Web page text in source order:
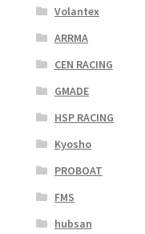
Volantex
ARRMA
CEN RACING
GMADE
HSP RACING
Kyosho
PROBOAT
FMS
hubsan